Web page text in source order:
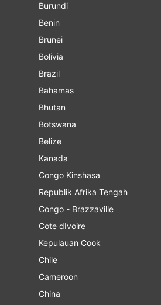
Burundi
Benin
Brunei
Bolivia
Brazil
Bahamas
Bhutan
Botswana
Belize
Kanada
Congo Kinshasa
Republik Afrika Tengah
Congo - Brazzaville
Cote dIvoire
Kepulauan Cook
Chile
Cameroon
China